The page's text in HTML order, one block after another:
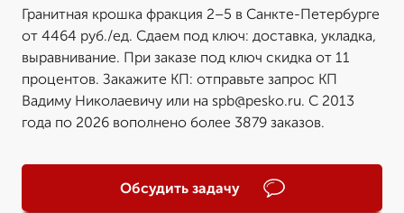
Гранитная крошка фракция 2–5 в Санкте-Петербурге
от 4464 руб./ед. Сдаем под ключ: доставка, укладка,
выравнивание. При заказе под ключ скидка от 11
процентов. Закажите КП: отправьте запрос КП
Вадиму Николаевичу или на spb@pesko.ru. С 2013
года по 2026 вополнено более 3879 заказов.
Обсудить задачу